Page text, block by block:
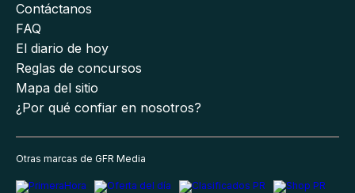
Contáctanos
FAQ
El diario de hoy
Reglas de concursos
Mapa del sitio
¿Por qué confiar en nosotros?
Otras marcas de GFR Media